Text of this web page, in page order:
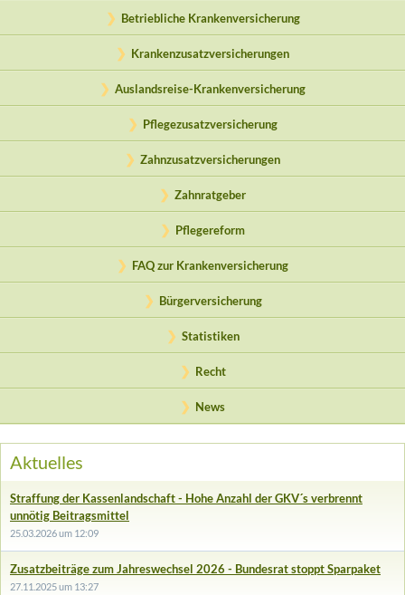
Betriebliche Krankenversicherung
Krankenzusatzversicherungen
Auslandsreise-Krankenversicherung
Pflegezusatzversicherung
Zahnzusatzversicherungen
Zahnratgeber
Pflegereform
FAQ zur Krankenversicherung
Bürgerversicherung
Statistiken
Recht
News
Aktuelles
Straffung der Kassenlandschaft - Hohe Anzahl der GKV´s verbrennt
unnötig Beitragsmittel
25.03.2026 um 12:09
Zusatzbeiträge zum Jahreswechsel 2026 - Bundesrat stoppt Sparpaket
27.11.2025 um 13:27